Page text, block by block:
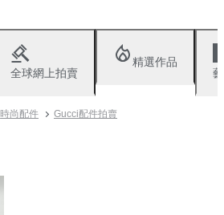
全球網上拍賣
精選作品
時尚配件 Gucci配件拍賣